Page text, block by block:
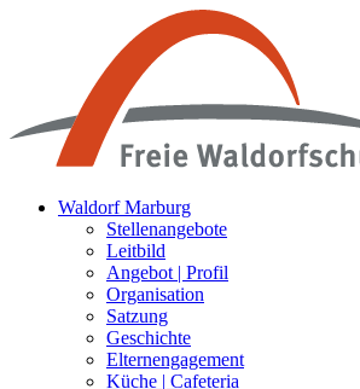
Waldorf Marburg
Stellenangebote
Leitbild
Angebot | Profil
Organisation
Satzung
Geschichte
Elternengagement
Küche | Cafeteria